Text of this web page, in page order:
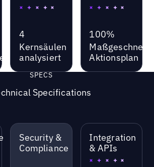
4
Kernsäulen
analysiert
100%
Aktionsplan
SPECS
Specifications
Security &
Compliance
Integration
& APIs